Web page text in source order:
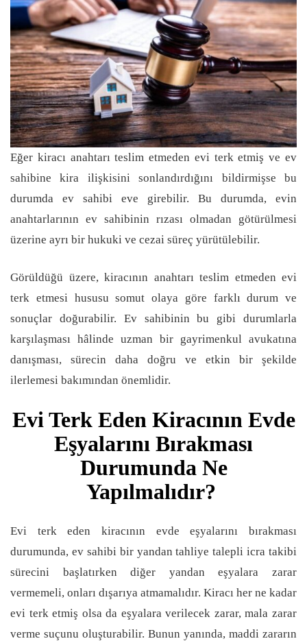
Eğer kiracı anahtarı teslim etmeden evi terk etmiş ve ev
sahibine kira ilişkisini sonlandırdığını bildirmişse bu
durumda ev sahibi eve girebilir. Bu durumda, evin
anahtarlarının ev sahibinin rızası olmadan götürülmesi
üzerine ayrı bir hukuki ve cezai süreç yürütülebilir.
Görüldüğü üzere, kiracının anahtarı teslim etmeden evi
terk etmesi hususu somut olaya göre farklı durum ve
sonuçlar doğurabilir. Ev sahibinin bu gibi durumlarla
karşılaşması hâlinde uzman bir gayrimenkul avukatına
danışması, sürecin daha doğru ve etkin bir şekilde
ilerlemesi bakımından önemlidir.
Evi Terk Eden Kiracının Evde
Eşyalarını Bırakması
Durumunda Ne
Yapılmalıdır?
Evi terk eden kiracının evde eşyalarını bırakması
durumunda, ev sahibi bir yandan tahliye talepli icra takibi
sürecini başlatırken diğer yandan eşyalara zarar
vermemeli, onları dışarıya atmamalıdır. Kiracı her ne kadar
evi terk etmiş olsa da eşyalara verilecek zarar, mala zarar
verme suçunu oluşturabilir. Bunun yanında, maddi zararın